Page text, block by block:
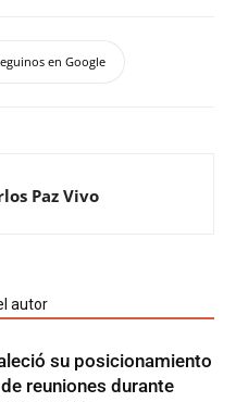
en Google
Paz Vivo
autor
su posicionamiento
reuniones durante